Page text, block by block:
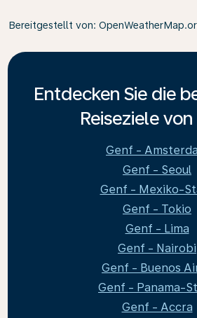
Bereitgestellt von:
Entdecken Sie die
Reiseziele
Genf -
Genf - Seoul
Genf - Mexiko-
Genf - Tokio
Genf - Lima
Genf - Nairobi
Genf - Buenos
Genf - Panama-
Genf - Accra